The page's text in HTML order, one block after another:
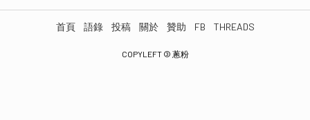
首頁 語錄 投稿 關於 贊助 FB THREADS
COPYLEFT © 蔥粉